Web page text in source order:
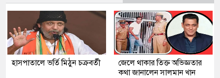
হাসপাতালে ভর্তি মিঠুন চক্রবর্তী
জেলে থাকার তিক্ত অভিজ্ঞতার
কথা জানালেন সালমান খান